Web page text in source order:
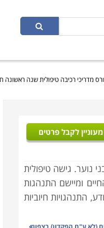
מדריכי רכיבה טיפולית שנה ראשונה
מעוניין לקבל פרטים
נוער. גישה טיפולית
ומיישם התנהגות
התנהגויות חיוביות